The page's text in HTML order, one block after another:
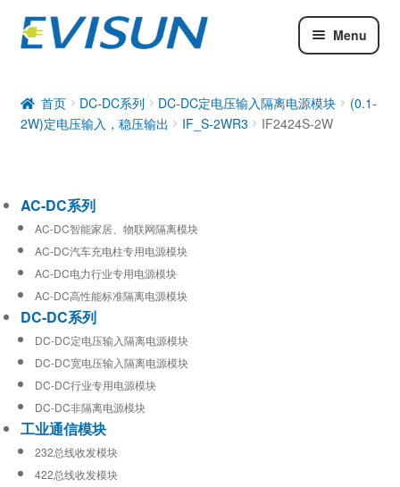
Menu
DC-DC系列
工业通信模块
首页 DC-DC系列 DC-DC定电压输入隔离电源模块
(0.1-
2W)定电压输入，稳压输出
IF_S-2WR3 IF2424S-2W
AC-DC系列
AC-DC智能家居、物联网隔离模块
AC-DC汽车充电柱专用电源模块
AC-DC电力行业专用电源模块
AC-DC高性能标准隔离电源模块
DC-DC系列
DC-DC定电压输入隔离电源模块
DC-DC宽电压输入隔离电源模块
DC-DC行业专用电源模块
DC-DC非隔离电源模块
工业通信模块
232总线收发模块
422总线收发模块